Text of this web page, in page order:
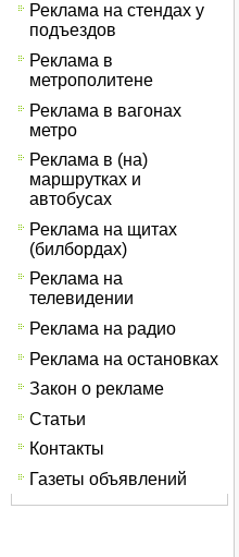
Реклама на стендах у
подъездов
Реклама в
метрополитене
Реклама в вагонах
метро
Реклама в (на)
маршрутках и
автобусах
Реклама на щитах
(билбордах)
Реклама на
телевидении
Реклама на радио
Реклама на остановках
Закон о рекламе
Статьи
Контакты
Газеты объявлений